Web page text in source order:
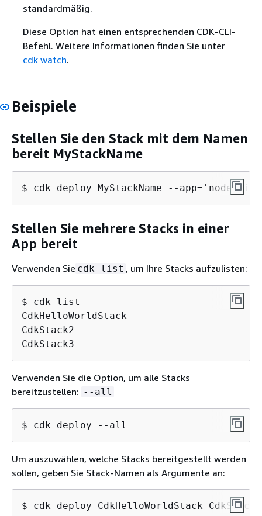
standardmäßig.
Diese Option hat einen entsprechenden CDK-CLI-
Befehl. Weitere Informationen finden Sie unter
cdk watch.
Beispiele
Stellen Sie den Stack mit dem Namen
bereit MyStackName
$ cdk deploy MyStackName --app='node
Stellen Sie mehrere Stacks in einer
App bereit
Verwenden Sie cdk list , um Ihre Stacks aufzulisten:
$ cdk list
CdkHelloWorldStack
CdkStack2
CdkStack3
Verwenden Sie die Option, um alle Stacks
bereitzustellen: --all
$ cdk deploy --all
Um auszuwählen, welche Stacks bereitgestellt werden
sollen, geben Sie Stack-Namen als Argumente an:
$ cdk deploy CdkHelloWorldStack CdkStack3